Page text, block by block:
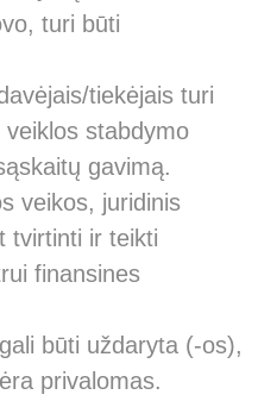
turi būti
tiekėjais turi
stabdymo
gavimą.
veikos, juridinis
tvirtinti ir teikti
finansines
būti uždaryta (-os),
privalomas.